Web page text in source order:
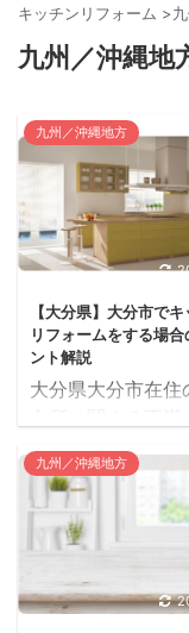
キッチンリフォーム >
九州／沖縄地
九州／沖縄地方
【大分県】大分市で
リフォームをする場合
ント解説
大分県大分市在住
ている方はいませ
現在では全面的な
ームもでき、理想
ースに近づける
分可能です。 しか
できる工事ができ
うかは、どの業者
九州／沖縄地方